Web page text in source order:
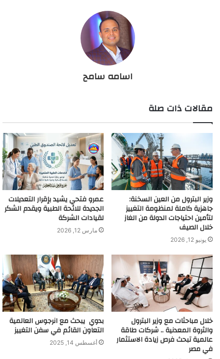
اسامه سامح
مقالات ذات صلة
وزير البترول من العين السخنة:
جاهزية كاملة لمنظومة التغييز
لتأمين احتياجات الدولة من الغاز
خلال الصيف
يونيو 12, 2026
عمرو فتحي يشيد بإقرار التعديلات
الجديدة للائحة الطبية ويقدم الشكر
لقيادات الشركة
مارس 12, 2026
خلال مباحثات مع وزير البترول
والثروة المعدنية .. شركات طاقة
عالمية تبحث فرص زيادة الاستثمار
في مصر
بدوي يبحث مع انرجوس العالمية
التعاون القائم في سفن التغييز
أغسطس 14, 2025